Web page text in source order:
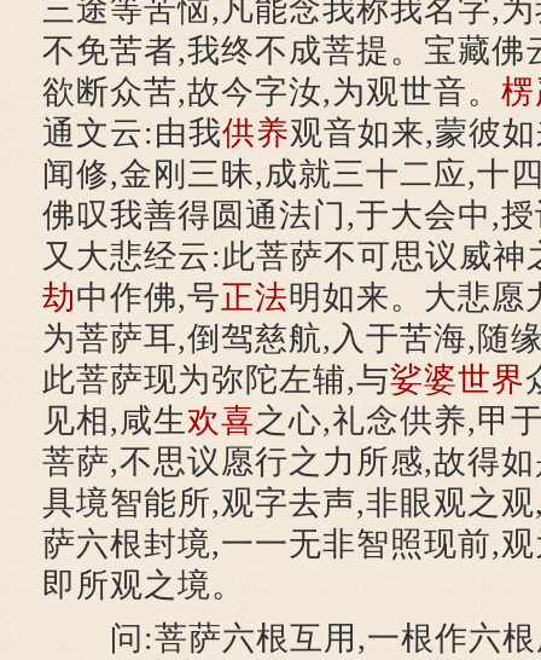
三途等苦恼,凡能念我称我名字,
不免苦者,我终不成菩提。宝藏佛
欲断众苦,故今字汝,为观世音。
通文云:由我供养观音如来,蒙彼
闻修,金刚三昧,成就三十二应,十
佛叹我善得圆通法门,于大会中,
又大悲经云:此菩萨不可思议威神
劫中作佛,号正法明如来。大悲愿
为菩萨耳,倒驾慈航,入于苦海,随
此菩萨现为弥陀左辅,与娑婆世界
见相,咸生欢喜之心,礼念供养,甲
菩萨,不思议愿行之力所感,故得
具境智能所,观字去声,非眼观之
萨六根封境,一一无非智照现前,
即所观之境。
问:菩萨六根互用,一根作六根